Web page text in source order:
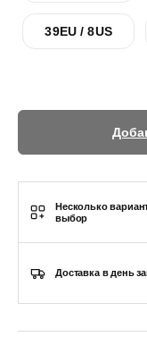
39EU / 8US
Несколько
выбор
Доставка в день